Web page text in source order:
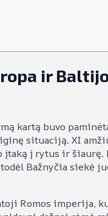
ir
kartą buvo
situaciją. XI
į rytus ir šiaurę.
Bažnyčia siekė
Romos imperija,